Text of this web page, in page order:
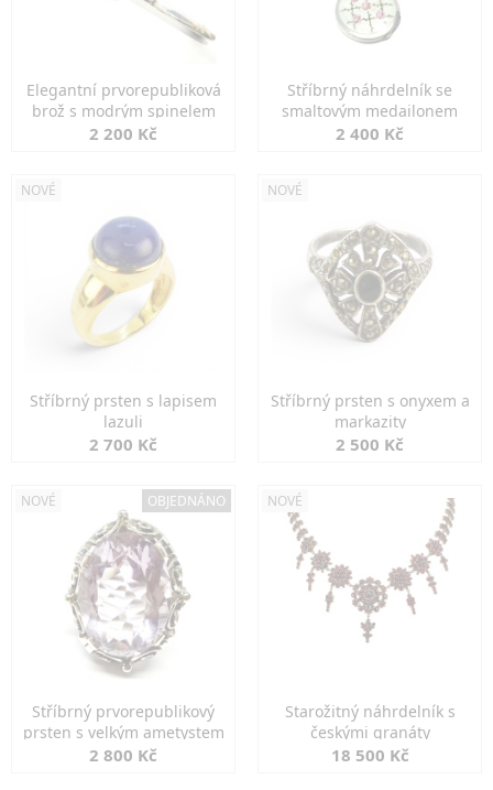
Elegantní prvorepubliková
brož s modrým spinelem
2 200 Kč
Stříbrný náhrdelník se
smaltovým medailonem
2 400 Kč
NOVÉ
Stříbrný prsten s lapisem
lazuli
2 700 Kč
NOVÉ
Stříbrný prsten s onyxem a
markazity
2 500 Kč
NOVÉ OBJEDNÁNO
Stříbrný prvorepublikový
prsten s velkým ametystem
2 800 Kč
NOVÉ
Starožitný náhrdelník s
českými granáty
18 500 Kč